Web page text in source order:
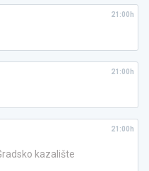
21:00h
21:00h
kazalište
21:00h